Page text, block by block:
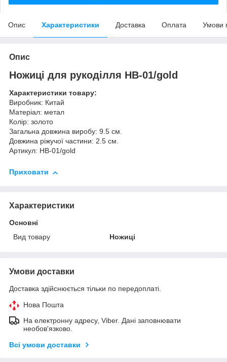
Опис Характеристики Доставка Оплата Умови
Опис
Ножиці для рукоділля НВ-01/gold
Характеристики товару:
Виробник: Китай
Матеріал: метал
Колір: золото
Загальна довжина виробу: 9.5 см.
Довжина ріжучої частини: 2.5 см.
Артикул: НВ-01/gold
Приховати
Характеристики
Основні
Вид товару
Ножиці
Умови доставки
Доставка здійснюється тільки по передоплаті.
Нова Пошта
На електронну адресу, Viber. Дані заповнювати
необов'язково.
Всі умови доставки